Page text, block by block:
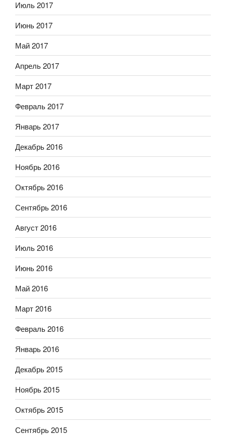
Июль 2017
Июнь 2017
Май 2017
Апрель 2017
Март 2017
Февраль 2017
Январь 2017
Декабрь 2016
Ноябрь 2016
Октябрь 2016
Сентябрь 2016
Август 2016
Июль 2016
Июнь 2016
Май 2016
Март 2016
Февраль 2016
Январь 2016
Декабрь 2015
Ноябрь 2015
Октябрь 2015
Сентябрь 2015